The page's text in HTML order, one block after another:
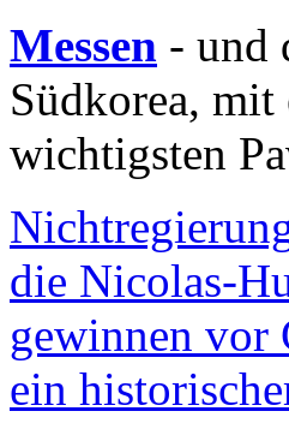
Messen - und
Südkorea,
wichtigsten
die Nicolas-
gewinnen vor
ein